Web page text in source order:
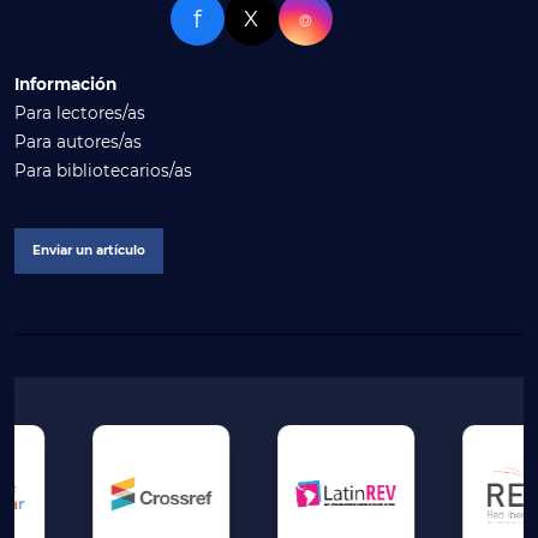
f X ⌾
Información
Para lectores/as
Para autores/as
Para bibliotecarios/as
Enviar un artículo